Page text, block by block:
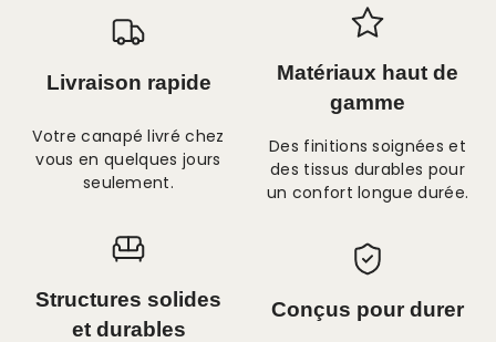
Livraison rapide
Votre canapé livré chez
vous en quelques jours
seulement.
Matériaux haut de
gamme
Des finitions soignées et
des tissus durables pour
un confort longue durée.
Structures solides
et durables
Conçus pour durer